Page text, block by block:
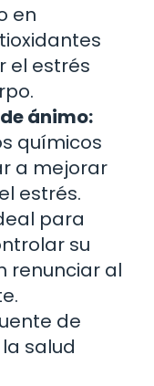
en
el estrés
ánimo:
químicos
a mejorar
estrés.
para
su
renunciar al
de
salud